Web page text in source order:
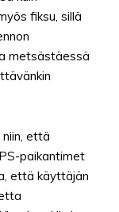
fiksu, sillä
metsästäessä
että
paikantimet
että käyttäjän